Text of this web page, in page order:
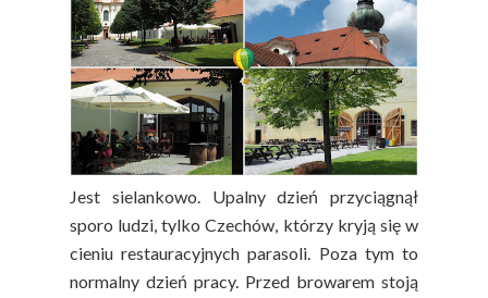
Jest sielankowo. Upalny dzień przyciągnął
sporo ludzi, tylko Czechów, którzy kryją się w
cieniu restauracyjnych parasoli. Poza tym to
normalny dzień pracy. Przed browarem stoją